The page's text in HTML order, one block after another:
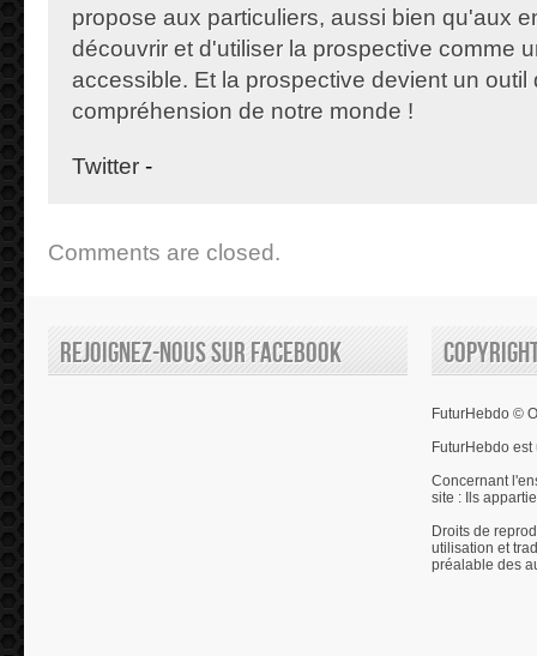
propose aux particuliers, aussi bien qu'aux
découvrir et d'utiliser la prospective comme
accessible. Et la prospective devient un outil
compréhension de notre monde !
Twitter -
Comments are closed.
Rejoignez-nous sur Facebook
FuturHebdo ©
FuturHebdo
Concernant
site : Ils
Droits de
utilisation et
préalable des